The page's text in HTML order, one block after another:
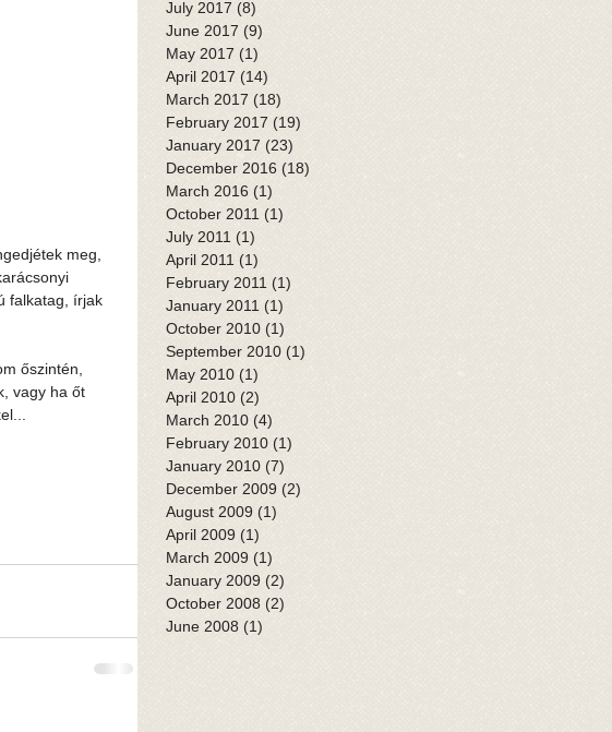
meg,
falkatag, írjak
őszintén,
vagy ha őt
July 2017 (8)
June 2017 (9)
May 2017 (1)
April 2017 (14)
March 2017 (18)
February 2017 (19)
January 2017 (23)
December 2016 (18)
March 2016 (1)
October 2011 (1)
July 2011 (1)
April 2011 (1)
February 2011 (1)
January 2011 (1)
October 2010 (1)
September 2010 (1)
May 2010 (1)
April 2010 (2)
March 2010 (4)
February 2010 (1)
January 2010 (7)
December 2009 (2)
August 2009 (1)
April 2009 (1)
March 2009 (1)
January 2009 (2)
October 2008 (2)
June 2008 (1)